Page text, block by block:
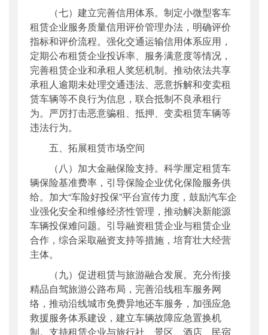
（七）建立完善信用体系。制定小微型客车
租赁企业服务质量信用评价管理办法，明确评价
指标和评价流程。强化交通运输信用体系应用，
定期公布租赁企业投诉率、服务满意度等情况，
完善租赁企业和承租人奖惩机制。推动依法共享
承租人逾期未处理交通违法、恶意拆解和变卖租
赁车辆等不良行为信息，联合抵制不良承租行
为。严厉打击恶意骗租、抵押、变卖租赁车辆等
违法行为。
五、拓展租赁市场空间
（八）加大金融保险支持。科学厘定租赁车
辆保险基准费率，引导保险企业优化保险服务供
给。加大“车险好投保”平台宣传力度，鼓励汽车企
业强化安全和维修经济性管理，推动解决新能源
车辆投保难问题。引导融资租赁企业与租赁企业
合作，综合采取融资支持等措施，培育壮大经营
主体。
（九）促进租赁与旅游融合发展。充分衔接
精品自驾旅游公路布局，完善沿线租车服务网
络，推动沿线城市免费异地还车服务，加强应急
救援服务体系建设，建立车辆故障应急置换机
制。支持租赁企业与旅行社、景区、酒店、民宿